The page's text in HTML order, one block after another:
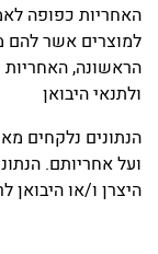
האחריות כפופה
למוצרים אשר להם
הראשונה,
ולתנאי היבואן
הנתונים נלקחים
ועל אחריותם.
היצרן ו/או היבואן